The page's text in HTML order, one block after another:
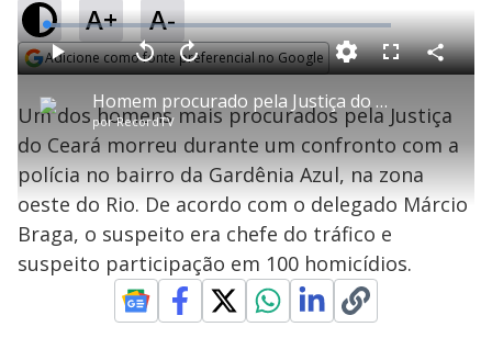
A+ A-
Adicione como fonte preferencial no Google
P
l
a
y
Homem procurado pela Justiça do Ceará é morto em confronto com a polícia no Rio
porRecordTV
P V
t
a
r
0
e
g
n
d
s
A
n
ç
a
1
s
e
u
n
L
o
a
d
e
4
.
1
1
%
F
c
e
n
C
o
a
r
i
Um dos homens mais procurados pela Justiça
do Ceará morreu durante um confronto com a
polícia no bairro da Gardênia Azul, na zona
oeste do Rio. De acordo com o delegado Márcio
Braga, o suspeito era chefe do tráfico e
suspeito participação em 100 homicídios.